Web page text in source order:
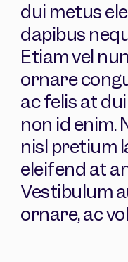
dui metus
dapibus
Etiam vel
ornare
ac felis at
non id enim.
nisl pretium
eleifend at
Vestibulum
ornare, ac